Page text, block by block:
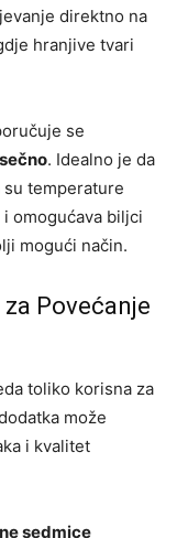
direktno na
hranjive tvari
se
. Idealno je da
su temperature
omogućava biljci
mogući način.
Povećanje
toliko korisna za
može
i kvalitet
sedmice